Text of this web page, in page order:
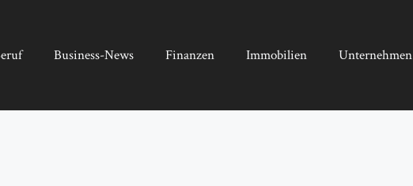
Business-News Finanzen Immobilien Unternehmen